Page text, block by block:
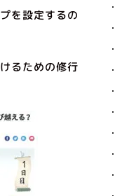
を設定するの
るための修行